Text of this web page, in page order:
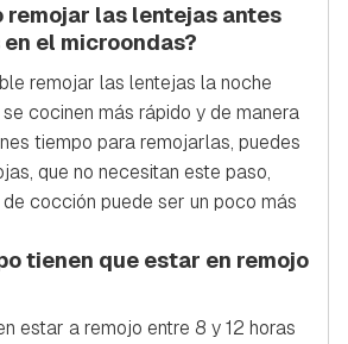
remojar las lentejas antes
el microondas?
remojar las lentejas la noche
cocinen más rápido y de manera
tiempo para remojarlas, puedes
que no necesitan este paso,
cocción puede ser un poco más
tienen que estar en remojo
estar a remojo entre 8 y 12 horas